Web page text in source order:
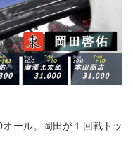
ール。岡田が１回戦トッ